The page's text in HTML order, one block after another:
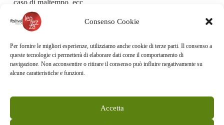
Consenso Cookie
Per fornire le migliori esperienze, utilizziamo anche cookie di terze parti. Il consenso a
queste tecnologie ci permetterà di elaborare dati come il comportamento di
navigazione. Non acconsentire o ritirare il consenso può influire negativamente su
alcune caratteristiche e funzioni.
Accetta
caso di maltempo, ecc.
TUTTI GIÙ PER TERRA
Promosso da